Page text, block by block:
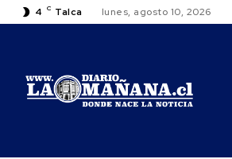
4 C Talca lunes, agosto 10, 2026